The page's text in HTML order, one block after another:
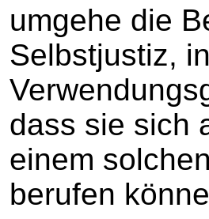
umgehe die
Selbstjustiz,
dass sie sich
einem
berufen